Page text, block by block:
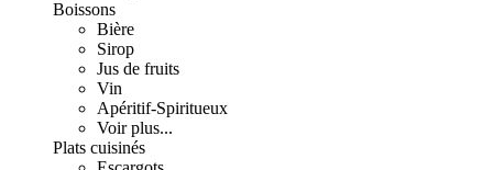
Boissons
Bière
Sirop
Jus de fruits
Vin
Apéritif-Spiritueux
Voir plus...
Plats cuisinés